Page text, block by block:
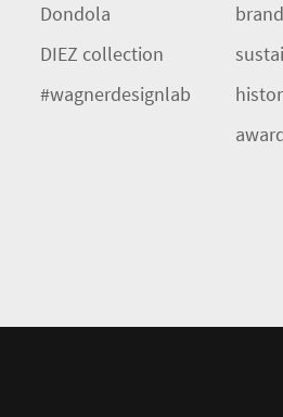
Dondola
DIEZ collection
#wagnerdesignlab